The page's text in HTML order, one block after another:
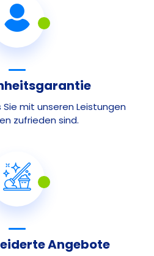
mit unseren Leistungen
zufrieden sind.
Angebote